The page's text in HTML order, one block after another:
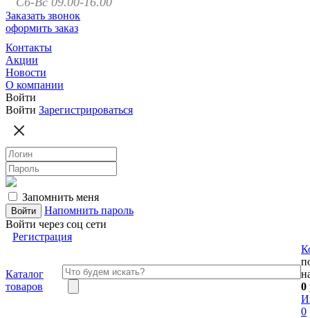
Заказать звонок
оформить заказ
Контакты
Акции
Новости
О компании
Войти
Войти Зарегистрироваться
Запомнить меня
Напомнить пароль
Войти через соц сети
Регистрация
Каталог
товаров
0
0